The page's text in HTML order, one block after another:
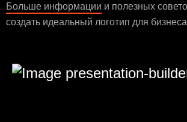
Больше информации и полезных
создать идеальный логотип для